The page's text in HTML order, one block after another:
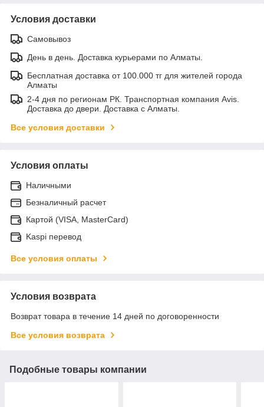
Условия доставки
Самовывоз
День в день. Доставка курьерами по Алматы.
Бесплатная доставка от 100.000 тг для жителей города
Алматы
2-4 дня по регионам РК. Транспортная компания Avis.
Доставка до двери. Доставка с Алматы.
Все условия доставки
Условия оплаты
Наличными
Безналичный расчет
Картой (VISA, MasterCard)
Kaspi перевод
Все условия оплаты
Условия возврата
Возврат товара в течение 14 дней по договоренности
Все условия возврата
Подобные товары компании